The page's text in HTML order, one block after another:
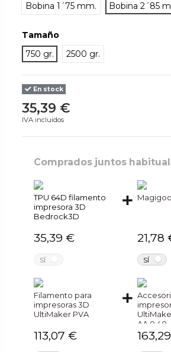
Bobina 1´75 mm.
Bobina 2´85
Tamaño
750 gr.
2500 gr.
En stock
35,39 €
IVA incluidos
Comprados juntos
TPU 64D filamento
impresora 3D
Bedrock3D
35,39 €
SÍ
21,78
SÍ
Filamento para
impresoras 3D
UltiMaker PVA
113,07 €
AA 0.40